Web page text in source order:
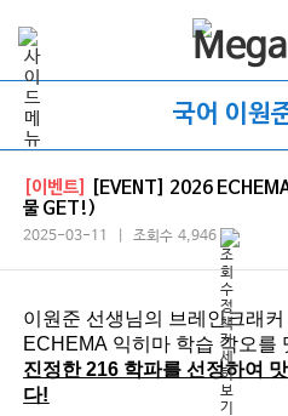
국어 이원
[이벤트]
[EVENT] 2026 ECHEMA
물 GET!)
2025-03-11 | 조회수 4,946
이원준 선생님의 브레인크래
ECHEMA 익히마 학습 각오를
진정한 216 학파를 선정하여
다!